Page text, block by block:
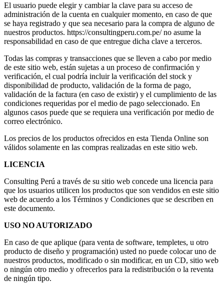
El usuario puede elegir y cambiar la clave para su acceso de
administración de la cuenta en cualquier momento, en caso de que
se haya registrado y que sea necesario para la compra de alguno de
nuestros productos. https://consultingperu.com.pe/ no asume la
responsabilidad en caso de que entregue dicha clave a terceros.
Todas las compras y transacciones que se lleven a cabo por medio
de este sitio web, están sujetas a un proceso de confirmación y
verificación, el cual podría incluir la verificación del stock y
disponibilidad de producto, validación de la forma de pago,
validación de la factura (en caso de existir) y el cumplimiento de las
condiciones requeridas por el medio de pago seleccionado. En
algunos casos puede que se requiera una verificación por medio de
correo electrónico.
Los precios de los productos ofrecidos en esta Tienda Online son
válidos solamente en las compras realizadas en este sitio web.
LICENCIA
Consulting Perú a través de su sitio web concede una licencia para
que los usuarios utilicen los productos que son vendidos en este sitio
web de acuerdo a los Términos y Condiciones que se describen en
este documento.
USO NO AUTORIZADO
En caso de que aplique (para venta de software, templetes, u otro
producto de diseño y programación) usted no puede colocar uno de
nuestros productos, modificado o sin modificar, en un CD, sitio web
o ningún otro medio y ofrecerlos para la redistribución o la reventa
de ningún tipo.